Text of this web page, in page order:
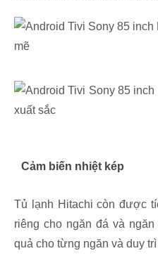
Cảm biến nhiệt kép
Tủ lạnh Hitachi còn được
riêng cho ngăn đá và
quả cho từng ngăn và duy